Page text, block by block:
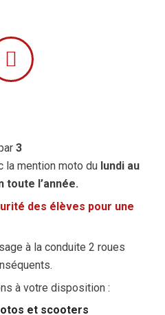
3
la mention moto du lundi au
toute l’année.
des élèves pour une
à la conduite 2 roues
à votre disposition :
et scooters